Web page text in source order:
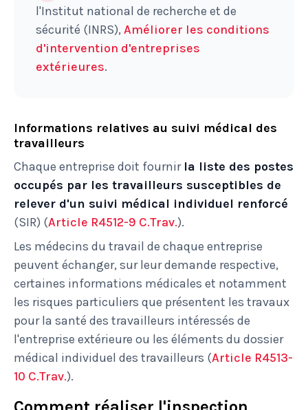
l'Institut national de recherche et de
sécurité (INRS), Améliorer les conditions
d'intervention d'entreprises
extérieures.
Informations relatives au suivi médical des
travailleurs
Chaque entreprise doit fournir la liste des postes
occupés par les travailleurs susceptibles de
relever d'un suivi médical individuel renforcé
(SIR) (Article R4512-9 C.Trav.).
Les médecins du travail de chaque entreprise
peuvent échanger, sur leur demande respective,
certaines informations médicales et notamment
les risques particuliers que présentent les travaux
pour la santé des travailleurs intéressés de
l'entreprise extérieure ou les éléments du dossier
médical individuel des travailleurs (Article R4513-
10 C.Trav.).